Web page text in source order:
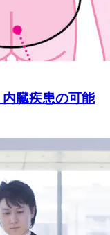
臓疾患の可能